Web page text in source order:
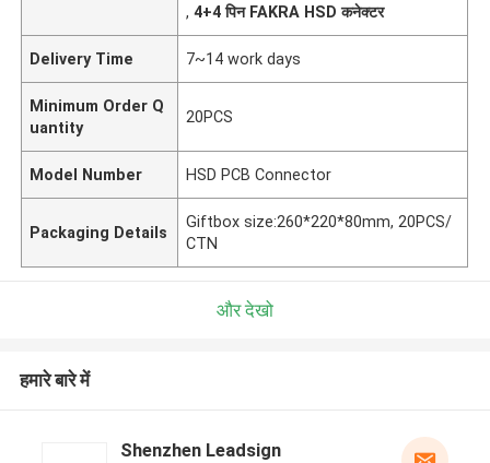
,4+4 पिन FAKRA HSD कनेक्टर
Delivery Time 7~14 work days
Minimum Order Q
uantity
20PCS
Model Number HSD PCB Connector
Packaging Details
Giftbox size:260*220*80mm, 20PCS/
CTN
और देखो
हमारे बारे में
Shenzhen Leadsign